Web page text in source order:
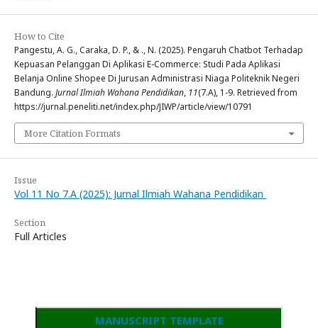
How to Cite
Pangestu, A. G., Caraka, D. P., & ., N. (2025). Pengaruh Chatbot Terhadap
Kepuasan Pelanggan Di Aplikasi E-Commerce: Studi Pada Aplikasi
Belanja Online Shopee Di Jurusan Administrasi Niaga Politeknik Negeri
Bandung. Jurnal Ilmiah Wahana Pendidikan, 11(7.A), 1-9. Retrieved from
https://jurnal.peneliti.net/index.php/JIWP/article/view/10791
More Citation Formats
Issue
Vol 11 No 7.A (2025): Jurnal Ilmiah Wahana Pendidikan
Section
Full Articles
MANUSCRIPT TEMPLATE